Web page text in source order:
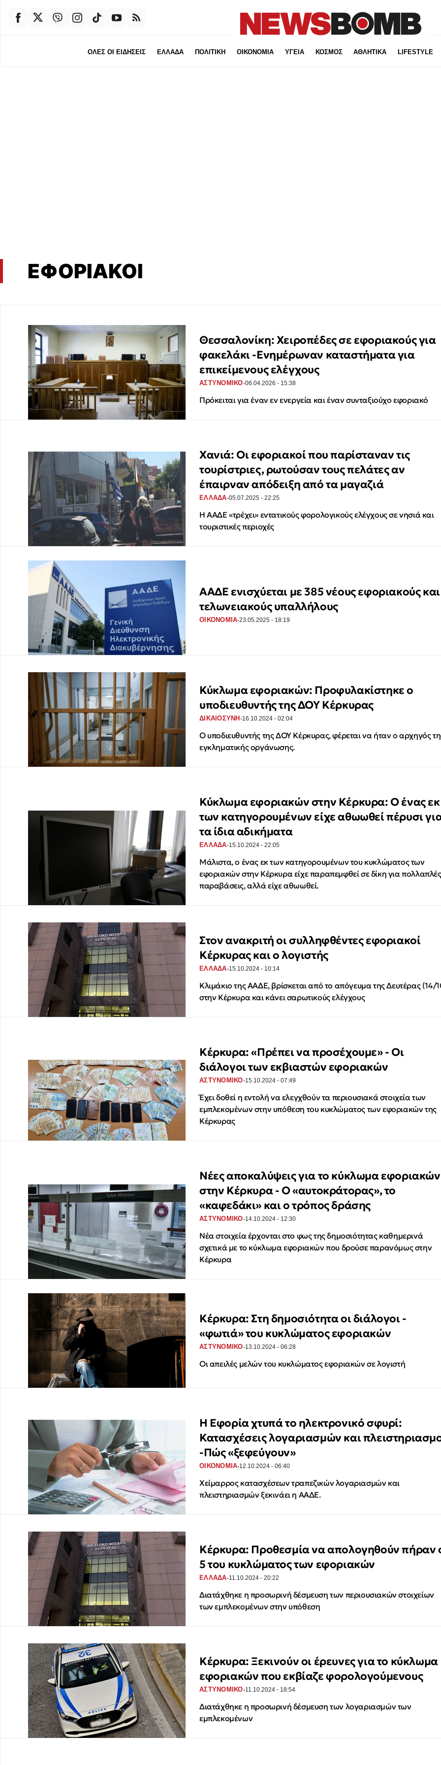
ΟΛΕΣ ΟΙ ΕΙΔΗΣΕΙΣ ΕΛΛΑΔΑ ΠΟΛΙΤΙΚΗ ΟΙΚΟΝΟΜΙΑ ΥΓΕΙΑ ΚΟΣΜΟΣ ΑΘΛΗΤΙΚΑ LIFESTYLE
ΕΦΟΡΙΑΚΟΙ
Θεσσαλονίκη: Χειροπέδες σε εφοριακούς για
φακελάκι -Ενημέρωναν καταστήματα για
επικείμενους ελέγχους
ΑΣΤΥΝΟΜΙΚΟ·06.04.2026 - 15:38
Πρόκειται για έναν εν ενεργεία και έναν συνταξιούχο εφοριακό
Χανιά: Οι εφοριακοί που παρίσταναν τις
τουρίστριες, ρωτούσαν τους πελάτες αν
έπαιρναν απόδειξη από τα μαγαζιά
ΕΛΛΑΔΑ·05.07.2025 - 22:25
Η ΑΑΔΕ «τρέχει» εντατικούς φορολογικούς ελέγχους σε νησιά και
τουριστικές περιοχές
ΑΑΔΕ ενισχύεται με 385 νέους εφοριακούς και
τελωνειακούς υπαλλήλους
ΟΙΚΟΝΟΜΙΑ·23.05.2025 - 18:19
Κύκλωμα εφοριακών: Προφυλακίστηκε ο
υποδιευθυντής της ΔΟΥ Κέρκυρας
ΔΙΚΑΙΟΣΥΝΗ ·16.10.2024 - 02:04
Ο υποδιευθυντής της ΔΟΥ Κέρκυρας, φέρεται να ήταν ο αρχηγός
εγκληματικής οργάνωσης.
Κύκλωμα εφοριακών στην Κέρκυρα: Ο ένας εκ
των κατηγορουμένων είχε αθωωθεί πέρυσι
τα ίδια αδικήματα
ΕΛΛΑΔΑ·15.10.2024 - 22:05
Μάλιστα, ο ένας εκ των κατηγορουμένων του κυκλώματος των
εφοριακών στην Κέρκυρα είχε παραπεμφθεί σε δίκη για πολλαπλές
παραβάσεις, αλλά είχε αθωωθεί.
Στον ανακριτή οι συλληφθέντες εφοριακοί
Κέρκυρας και ο λογιστής
ΕΛΛΑΔΑ·15.10.2024 - 10:14
Κλιμάκιο της ΑΑΔΕ, βρίσκεται από το απόγευμα της Δευτέρας (14/
στην Κέρκυρα και κάνει σαρωτικούς ελέγχους
Κέρκυρα: «Πρέπει να προσέχουμε» - Οι
διάλογοι των εκβιαστών εφοριακών
ΑΣΤΥΝΟΜΙΚΟ·15.10.2024 - 07:49
Έχει δοθεί η εντολή να ελεγχθούν τα περιουσιακά στοιχεία των
εμπλεκομένων στην υπόθεση του κυκλώματος των εφοριακών της
Κέρκυρας
Νέες αποκαλύψεις για το κύκλωμα εφοριακών
στην Κέρκυρα - Ο «αυτοκράτορας», το
«καφεδάκι» και ο τρόπος δράσης
ΑΣΤΥΝΟΜΙΚΟ·14.10.2024 - 12:30
Νέα στοιχεία έρχονται στο φως της δημοσιότητας καθημερινά
σχετικά με το κύκλωμα εφοριακών που δρούσε παρανόμως στην
Κέρκυρα
Κέρκυρα: Στη δημοσιότητα οι διάλογοι -
«φωτιά» του κυκλώματος εφοριακών
ΑΣΤΥΝΟΜΙΚΟ·13.10.2024 - 06:28
Οι απειλές μελών του κυκλώματος εφοριακών σε λογιστή
Η Εφορία χτυπά το ηλεκτρονικό σφυρί:
Κατασχέσεις λογαριασμών και
-Πώς «ξεφεύγουν»
ΟΙΚΟΝΟΜΙΑ·12.10.2024 - 06:40
Χείμαρρος κατασχέσεων τραπεζικών λογαριασμών και
πλειστηριασμών ξεκινάει η ΑΑΔΕ.
Κέρκυρα: Προθεσμία να απολογηθούν πήραν
5 του κυκλώματος των εφοριακών
ΕΛΛΑΔΑ·11.10.2024 - 20:22
Διατάχθηκε η προσωρινή δέσμευση των περιουσιακών στοιχείων
των εμπλεκομένων στην υπόθεση
Κέρκυρα: Ξεκινούν οι έρευνες για το κύκλωμα
εφοριακών που εκβίαζε φορολογούμενους
ΑΣΤΥΝΟΜΙΚΟ·11.10.2024 - 18:54
Διατάχθηκε η προσωρινή δέσμευση των λογαριασμών των
εμπλεκομένων